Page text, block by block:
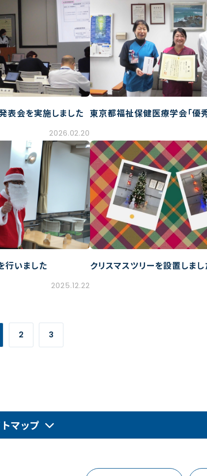
表会を実施しました
2026.02.20
東京都福祉保健医療学会「優
行いました
2025.12.22
クリスマスツリーを設置しまし
2 3
マップ